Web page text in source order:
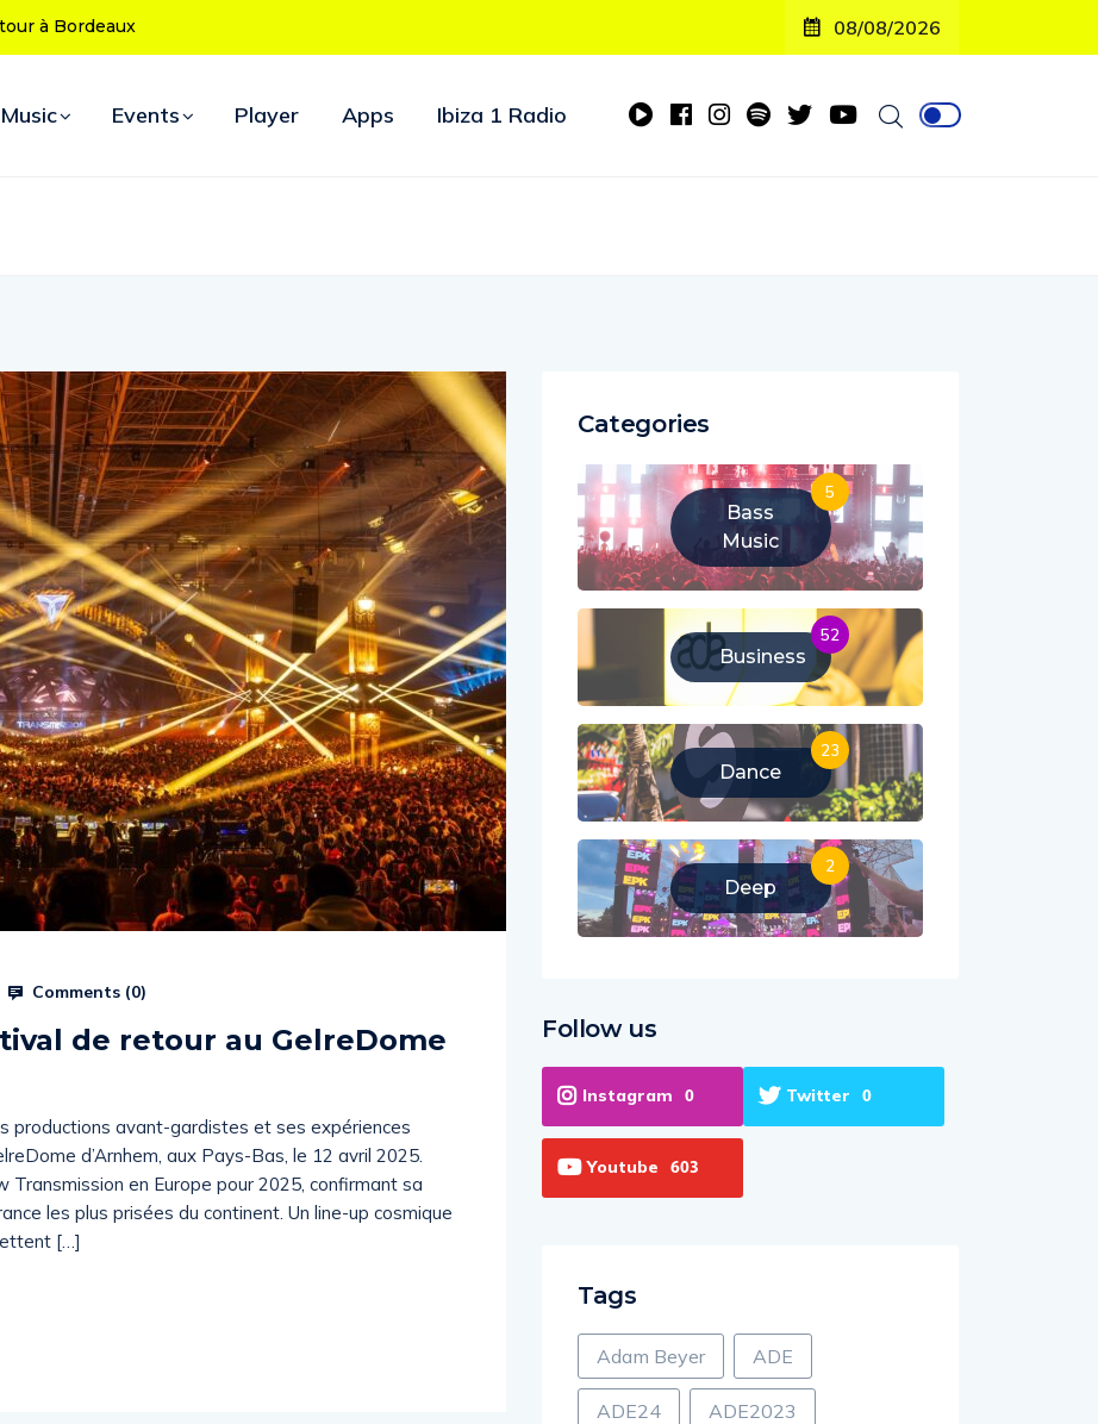
50 ans : le
08/08/2026
Music Events Player Apps Ibiza 1 Radio
Comments (0)
de retour au GelreDome
productions avant-gardistes et ses expériences
d’Arnhem, aux Pays-Bas, le 12 avril 2025.
Transmission en Europe pour 2025, confirmant sa
les plus prisées du continent. Un line-up cosmique
[…]
Categories
Bass
Music
5
Business
52
Dance
23
Deep
2
Follow us
Instagram 0 Twitter 0
Youtube 603
Tags
Adam Beyer ADE
ADE24 ADE2023